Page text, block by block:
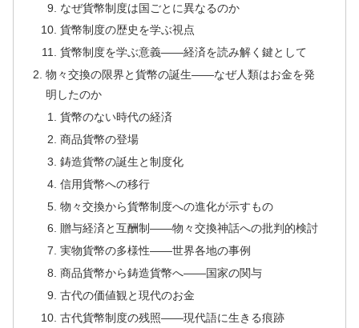
なぜ貨幣制度は国ごとに異なるのか
貨幣制度の歴史を学ぶ視点
貨幣制度を学ぶ意義——経済を読み解く鍵として
物々交換の限界と貨幣の誕生——なぜ人類はお金を発
明したのか
貨幣のない時代の経済
商品貨幣の登場
鋳造貨幣の誕生と制度化
信用貨幣への移行
物々交換から貨幣制度への進化が示すもの
贈与経済と互酬制——物々交換神話への批判的検討
実物貨幣の多様性——世界各地の事例
商品貨幣から鋳造貨幣へ——国家の関与
古代の価値観と現代のお金
古代貨幣制度の残照——現代語に生きる痕跡